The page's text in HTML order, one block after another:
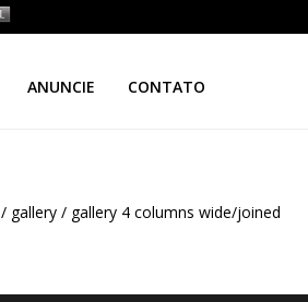
ANUNCIE CONTATO
/ gallery / gallery 4 columns wide/joined